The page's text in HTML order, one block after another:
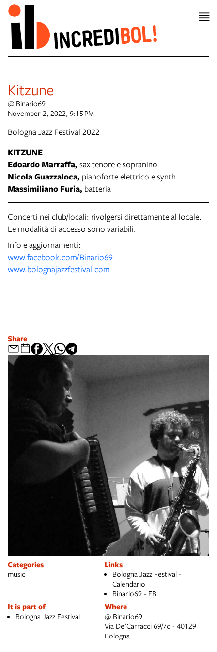
Kitzune
@ Binario69
November 2, 2022, 9:15 PM
Bologna Jazz Festival 2022
KITZUNE
Edoardo Marraffa,sax tenore e sopranino
Nicola Guazzaloca, pianoforte elettrico e synth
Massimiliano Furia, batteria
Concerti nei club/locali: rivolgersi direttamente al locale.
Le modalità di accesso sono variabili.
Info e aggiornamenti:
www.facebook.com/Binario69
www.bolognajazzfestival.com
Categories
music
Links
Bologna Jazz Festival -
Calendario
Binario69 - FB
It is part of
Bologna Jazz Festival
Where
@ Binario69
Via De'Carracci 69/7d - 40129
Bologna
Share